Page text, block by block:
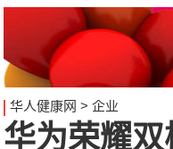
华人健康网 > 企业
华为荣耀